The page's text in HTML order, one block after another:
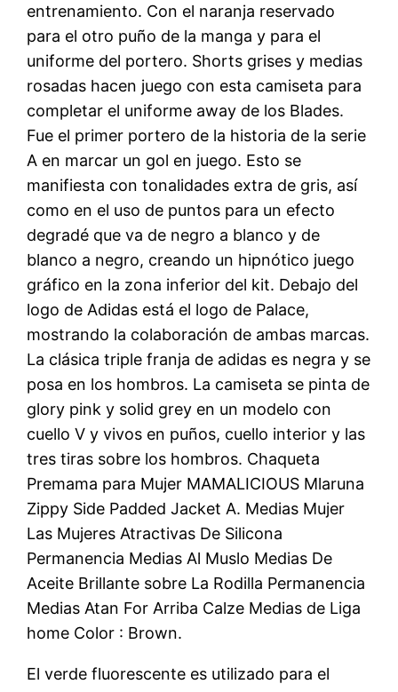
entrenamiento. Con el naranja reservado
para el otro puño de la manga y para el
uniforme del portero. Shorts grises y medias
rosadas hacen juego con esta camiseta para
completar el uniforme away de los Blades.
Fue el primer portero de la historia de la serie
A en marcar un gol en juego. Esto se
manifiesta con tonalidades extra de gris, así
como en el uso de puntos para un efecto
degradé que va de negro a blanco y de
blanco a negro, creando un hipnótico juego
gráfico en la zona inferior del kit. Debajo del
logo de Adidas está el logo de Palace,
mostrando la colaboración de ambas marcas.
La clásica triple franja de adidas es negra y se
posa en los hombros. La camiseta se pinta de
glory pink y solid grey en un modelo con
cuello V y vivos en puños, cuello interior y las
tres tiras sobre los hombros. Chaqueta
Premama para Mujer MAMALICIOUS Mlaruna
Zippy Side Padded Jacket A. Medias Mujer
Las Mujeres Atractivas De Silicona
Permanencia Medias Al Muslo Medias De
Aceite Brillante sobre La Rodilla Permanencia
Medias Atan For Arriba Calze Medias de Liga
home Color : Brown.
El verde fluorescente es utilizado para el